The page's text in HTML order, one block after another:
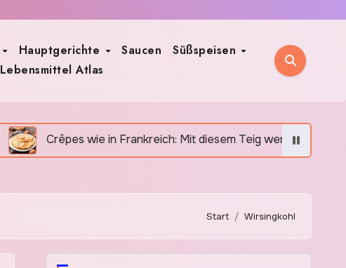
Hauptgerichte Saucen
Süßspeisen
Lebensmittel Atlas
Crêpes wie in Frankreich: Mit diesem Teig werden sie besonders
Start Wirsingkohl